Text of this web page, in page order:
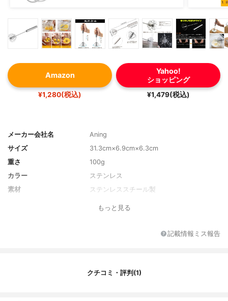
Amazon
¥1,280(税込)
Yahoo!
ショッピング
¥1,479(税込)
メーカー会社名
Aning
サイズ
31.3cm×6.9cm×6.3cm
重さ
100g
カラー
ステンレス
素材
ステンレススチール製
もっと見る
記載情報ミス報告
クチコミ・評判(1)